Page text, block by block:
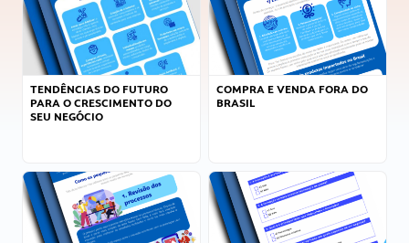
TENDÊNCIAS DO FUTURO
PARA O CRESCIMENTO DO
SEU NEGÓCIO
COMPRA E VENDA FORA DO
BRASIL